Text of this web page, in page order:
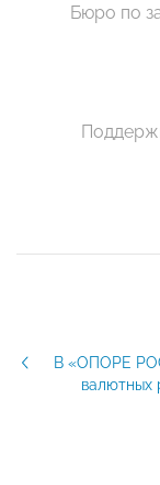
Бюро по
В «ОПОРЕ
валютных